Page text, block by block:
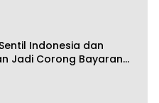
Indonesia dan
Jadi Corong Bayaran